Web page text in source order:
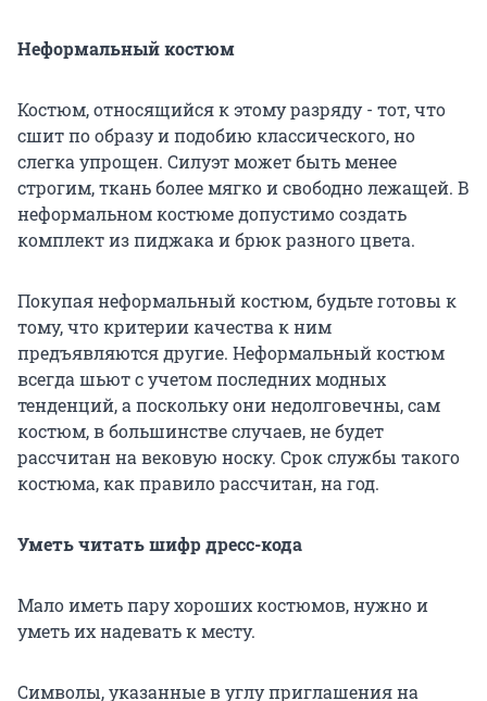
Неформальный костюм
Костюм, относящийся к этому разряду - тот, что
сшит по образу и подобию классического, но
слегка упрощен. Силуэт может быть менее
строгим, ткань более мягко и свободно лежащей. В
неформальном костюме допустимо создать
комплект из пиджака и брюк разного цвета.
Покупая неформальный костюм, будьте готовы к
тому, что критерии качества к ним
предъявляются другие. Неформальный костюм
всегда шьют с учетом последних модных
тенденций, а поскольку они недолговечны, сам
костюм, в большинстве случаев, не будет
рассчитан на вековую носку. Срок службы такого
костюма, как правило рассчитан, на год.
Уметь читать шифр дресс-кода
Мало иметь пару хороших костюмов, нужно и
уметь их надевать к месту.
Символы, указанные в углу приглашения на